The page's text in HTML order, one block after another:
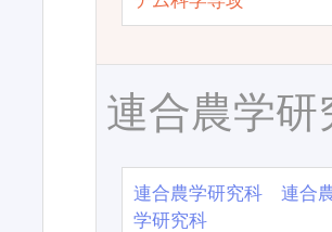
連合農学研
連合農学研究科 連合
学研究科